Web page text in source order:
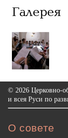
Галерея
© 2026 Церковно-
и всея Руси по
О совете